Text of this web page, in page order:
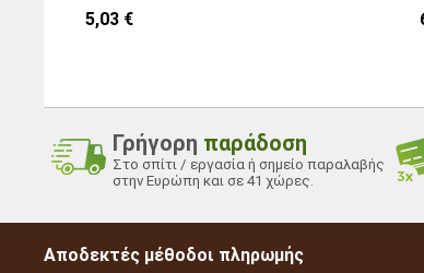
5,03 €
Γρήγορη παράδοση
Στο σπίτι / εργασία ή σημείο παραλαβής
στην Ευρώπη και σε 41 χώρες.
Αποδεκτές μέθοδοι πληρωμής